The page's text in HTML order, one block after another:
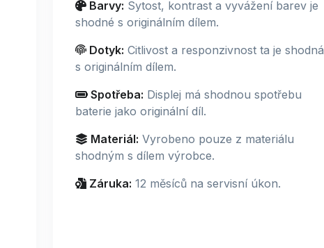
Barvy: Sytost, kontrast a vyvážení barev je
shodné s originálním dílem.
Dotyk: Citlivost a responzivnost ta je shodná
s originálním dílem.
Spotřeba: Displej má shodnou spotřebu
baterie jako originální díl.
Materiál: Vyrobeno pouze z materiálu
shodným s dílem výrobce.
Záruka: 12 měsíců na servisní úkon.